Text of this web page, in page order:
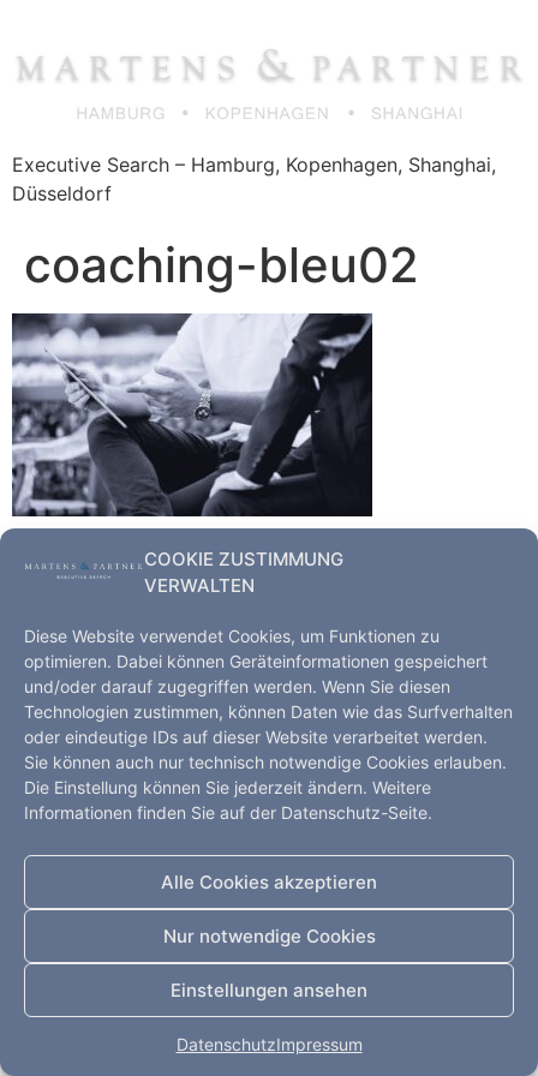
COOKIE ZUSTIMMUNG
VERWALTEN
Diese Website verwendet Cookies, um Funktionen zu
optimieren. Dabei können Geräteinformationen gespeichert
und/oder darauf zugegriffen werden. Wenn Sie diesen
Technologien zustimmen, können Daten wie das Surfverhalten
oder eindeutige IDs auf dieser Website verarbeitet werden.
Sie können auch nur technisch notwendige Cookies erlauben.
Die Einstellung können Sie jederzeit ändern. Weitere
Informationen finden Sie auf der Datenschutz-Seite.
Alle Cookies akzeptieren
Nur notwendige Cookies
Einstellungen ansehen
DatenschutzImpressum
springen
Executive Search – Hamburg, Kopenhagen, Shanghai,
Düsseldorf
coaching-bleu02
Executive Search – Hamburg, Kopenhagen, Shanghai,
Düsseldorf
Startseite
Leistungen
Kompetenz
Impressum
Datenschutz
Kontakt